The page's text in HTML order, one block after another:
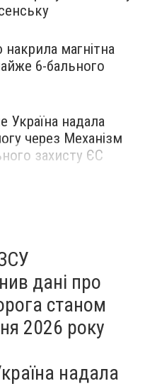
магнітна
6-бального
Україна надала
через Механізм
захисту ЄС
дані про
станом
2026 року
надала